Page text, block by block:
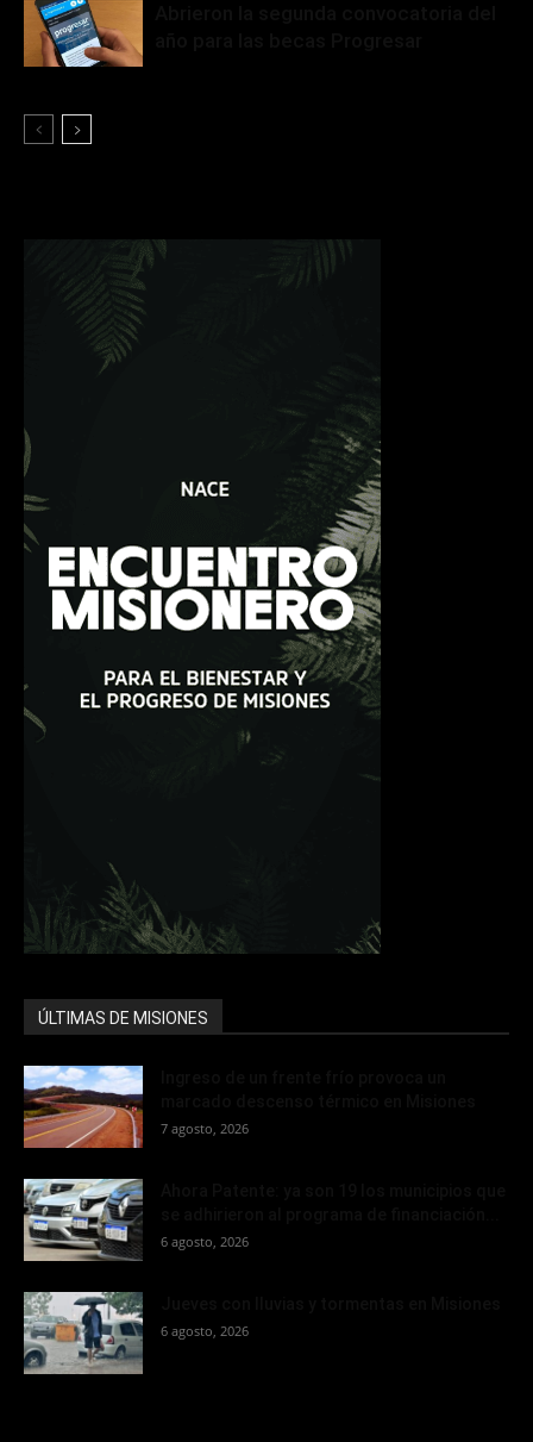
ÚLTIMAS DE MISIONES
7 agosto, 2026
6 agosto, 2026
6 agosto, 2026